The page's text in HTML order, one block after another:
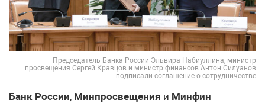
Председатель Банка России Эльвира Набиуллина, министр
просвещения Сергей Кравцов и министр финансов Антон Силуанов
подписали соглашение о сотрудничестве
Банк России, Минпросвещения и Минфин